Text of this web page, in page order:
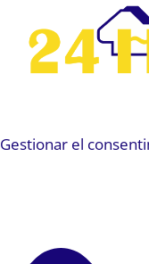
Gestionar el